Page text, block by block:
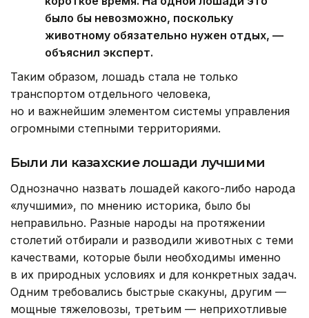
было бы невозможно, поскольку
животному обязательно нужен отдых, —
объяснил эксперт.
Таким образом, лошадь стала не только
транспортом отдельного человека,
но и важнейшим элементом системы управления
огромными степными территориями.
Были ли казахские лошади лучшими
Однозначно назвать лошадей какого-либо народа
«лучшими», по мнению историка, было бы
неправильно. Разные народы на протяжении
столетий отбирали и разводили животных с теми
качествами, которые были необходимы именно
в их природных условиях и для конкретных задач.
Одним требовались быстрые скакуны, другим —
мощные тяжеловозы, третьим — неприхотливые